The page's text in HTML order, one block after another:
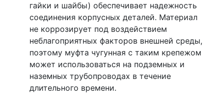
гайки и шайбы) обеспечивает надежность
соединения корпусных деталей. Материал
не коррозирует под воздействием
неблагоприятных факторов внешней среды,
поэтому муфта чугунная с таким крепежом
может использоваться на подземных и
наземных трубопроводах в течение
длительного времени.